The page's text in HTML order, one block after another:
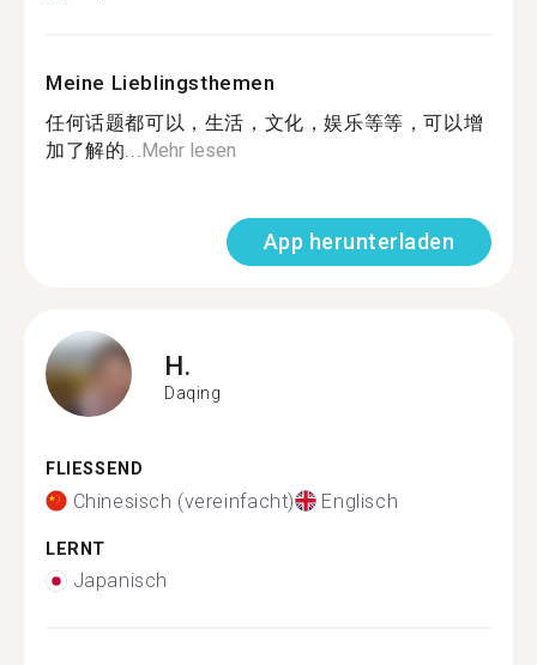
Meine Lieblingsthemen
任何话题都可以，生活，文化，娱乐等等，可以增
加了解的...Mehr lesen
App herunterladen
H.
Daqing
FLIESSEND
Chinesisch (vereinfacht) Englisch
LERNT
Japanisch